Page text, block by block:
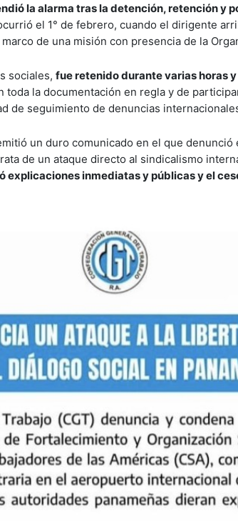
la alarma tras la detención, retención y
el 1° de febrero, cuando el dirigente
de una misión con presencia de la
sociales, fue retenido durante varias horas
toda la documentación en regla y de
de seguimiento de denuncias
un duro comunicado en el que
de un ataque directo al sindicalismo
explicaciones inmediatas y públicas y el